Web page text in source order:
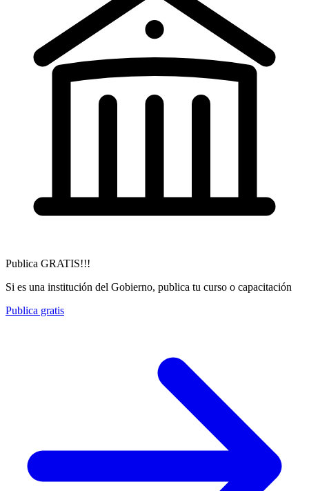
Publica GRATIS!!!
Si es una institución del Gobierno, publica tu curso o capacitación
Publica gratis